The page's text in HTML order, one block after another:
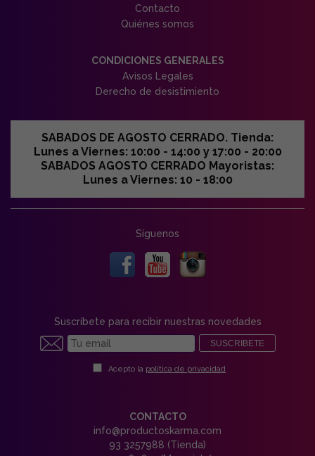
Contacto
Quiénes somos
CONDICIONES GENERALES
Avisos Legales
Derecho de desistimiento
SABADOS DE AGOSTO CERRADO. Tienda:
Lunes a Viernes: 10:00 - 14:00 y 17:00 - 20:00
SABADOS AGOSTO CERRADO Mayoristas:
Lunes a Viernes: 10 - 18:00
Síguenos
Suscríbete para recibir nuestras novedades
SUSCRIBETE
Acepto la política de privacidad
CONTACTO
info@productoskarma.com
93 3257988 (Tienda)